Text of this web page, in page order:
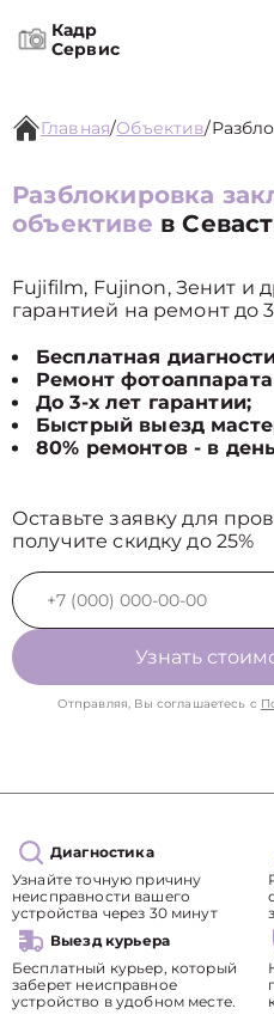
Кадр
Сервис
Главная/Объектив/
Разблокировка
объективе в
Fujifilm, Fujinon, Зенит и
гарантией на ремонт до
Бесплатная
Ремонт
До 3-х лет гарантии;
Быстрый выезд
80% ремонтов - в
Оставьте заявку для
получите скидку до 25%
Узнать
Отправляя, Вы соглашаетесь с
Диагностика
Узнайте точную причину
неисправности вашего
устройства через 30 минут
Выезд курьера
Бесплатный курьер, который
заберет неисправное
устройство в удобном месте.